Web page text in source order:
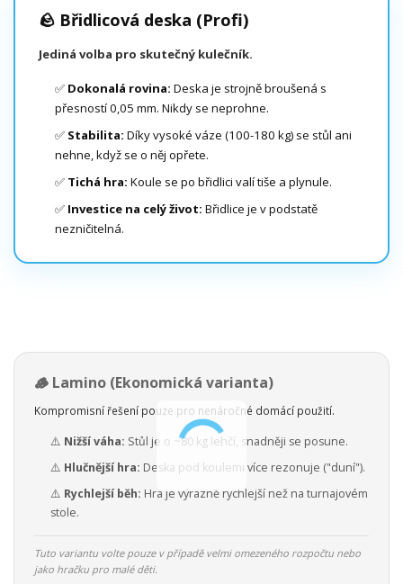
🪨 Břidlicová deska (Profi)
Jediná volba pro skutečný kulečník.
✅ Dokonalá rovina: Deska je strojně broušená s
přesností 0,05 mm. Nikdy se neprohne.
✅ Stabilita: Díky vysoké váze (100-180 kg) se stůl ani
nehne, když se o něj opřete.
✅ Tichá hra: Koule se po břidlici valí tiše a plynule.
✅ Investice na celý život: Břidlice je v podstatě
nezničitelná.
🪵 Lamino (Ekonomická varianta)
Kompromisní řešení pouze pro nenáročné domácí použití.
⚠️ Nižší váha: Stůl je o ~80 kg lehčí, snadněji se posune.
⚠️ Hlučnější hra: Deska pod koulemi více rezonuje ("duní").
⚠️ Rychlejší běh: Hra je výrazně rychlejší než na turnajovém
stole.
Tuto variantu volte pouze v případě velmi omezeného rozpočtu nebo
jako hračku pro malé děti.